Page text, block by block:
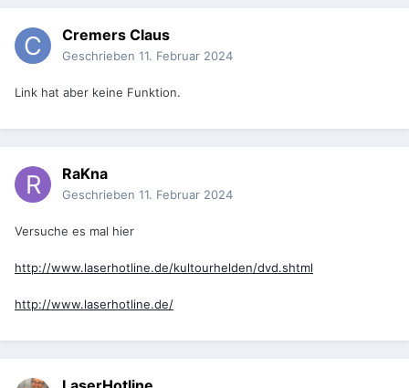
Cremers Claus
Geschrieben 11. Februar 2024
Link hat aber keine Funktion.
RaKna
Geschrieben 11. Februar 2024
Versuche es mal hier
http://www.laserhotline.de/kultourhelden/dvd.shtml
http://www.laserhotline.de/